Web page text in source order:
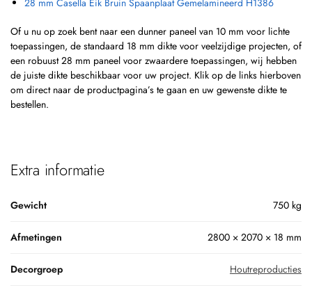
28 mm Casella Eik Bruin Spaanplaat Gemelamineerd H1386
Of u nu op zoek bent naar een dunner paneel van 10 mm voor lichte
toepassingen, de standaard 18 mm dikte voor veelzijdige projecten, of
een robuust 28 mm paneel voor zwaardere toepassingen, wij hebben
de juiste dikte beschikbaar voor uw project. Klik op de links hierboven
om direct naar de productpagina’s te gaan en uw gewenste dikte te
bestellen.
Extra informatie
Gewicht 750 kg
Afmetingen 2800 × 2070 × 18 mm
Decorgroep Houtreproducties